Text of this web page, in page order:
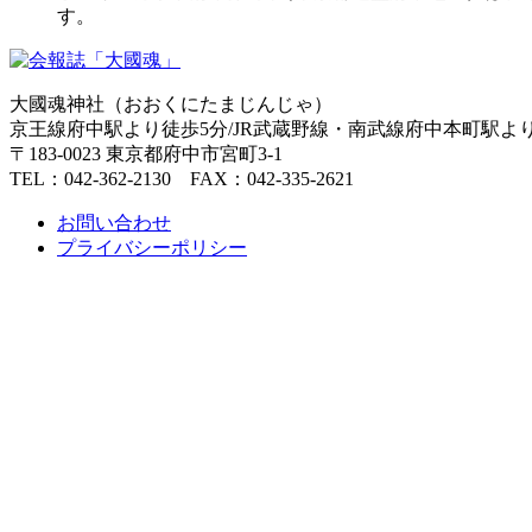
す。
大國魂神社（おおくにたまじんじゃ）
京王線府中駅より徒歩5分/JR武蔵野線・南武線府中本町駅よ
〒183-0023 東京都府中市宮町3-1
TEL：042-362-2130 FAX：042-335-2621
お問い合わせ
プライバシーポリシー